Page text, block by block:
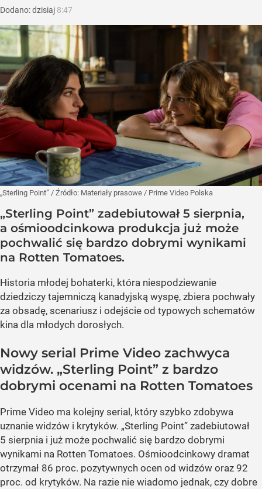
Dodano:dzisiaj 8:47
„Sterling Point” / Źródło: Materiały prasowe / Prime Video Polska
„Sterling Point” zadebiutował 5 sierpnia,
a ośmioodcinkowa produkcja już może
pochwalić się bardzo dobrymi wynikami
na Rotten Tomatoes.
Historia młodej bohaterki, która niespodziewanie
dziedziczy tajemniczą kanadyjską wyspę, zbiera pochwały
za obsadę, scenariusz i odejście od typowych schematów
kina dla młodych dorosłych.
Nowy serial Prime Video zachwyca
widzów. „Sterling Point” z bardzo
dobrymi ocenami na Rotten Tomatoes
Prime Video ma kolejny serial, który szybko zdobywa
uznanie widzów i krytyków. „Sterling Point” zadebiutował
5 sierpnia i już może pochwalić się bardzo dobrymi
wynikami na Rotten Tomatoes. Ośmioodcinkowy dramat
otrzymał 86 proc. pozytywnych ocen od widzów oraz 92
proc. od krytyków. Na razie nie wiadomo jednak, czy dobre